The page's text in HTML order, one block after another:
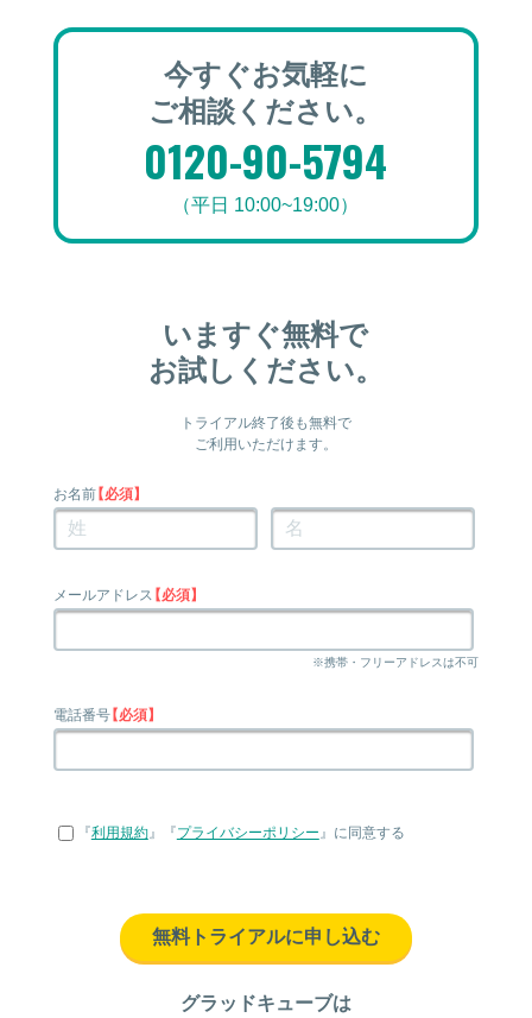
今すぐお気軽に
ご相談ください。
0120-90-5794
（平日 10:00~19:00）
いますぐ無料で
お試しください。
トライアル終了後も無料で
ご利用いただけます。
お名前【必須】
メールアドレス【必須】
※携帯・フリーアドレスは不可
電話番号【必須】
『利用規約』『プライバシーポリシー 』に同意する
無料トライアルに申し込む
グラッドキューブは